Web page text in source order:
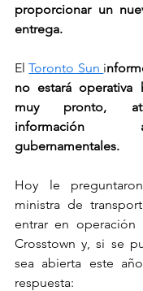
proporcionar un
entrega.
El Toronto Sun i
no estará operativa
muy pronto,
gubernamentales.
Hoy le
ministra de
entrar en operación
Crosstown y, si se
sea abierta este
respuesta: